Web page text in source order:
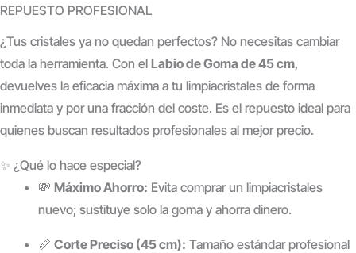
REPUESTO PROFESIONAL
¿Tus cristales ya no quedan perfectos? No necesitas cambiar
toda la herramienta. Con el Labio de Goma de 45 cm,
devuelves la eficacia máxima a tu limpiacristales de forma
inmediata y por una fracción del coste. Es el repuesto ideal para
quienes buscan resultados profesionales al mejor precio.
✨ ¿Qué lo hace especial?
💸 Máximo Ahorro: Evita comprar un limpiacristales
nuevo; sustituye solo la goma y ahorra dinero.
📏 Corte Preciso (45 cm): Tamaño estándar profesional